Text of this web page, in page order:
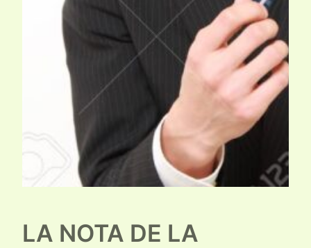
LA NOTA DE LA